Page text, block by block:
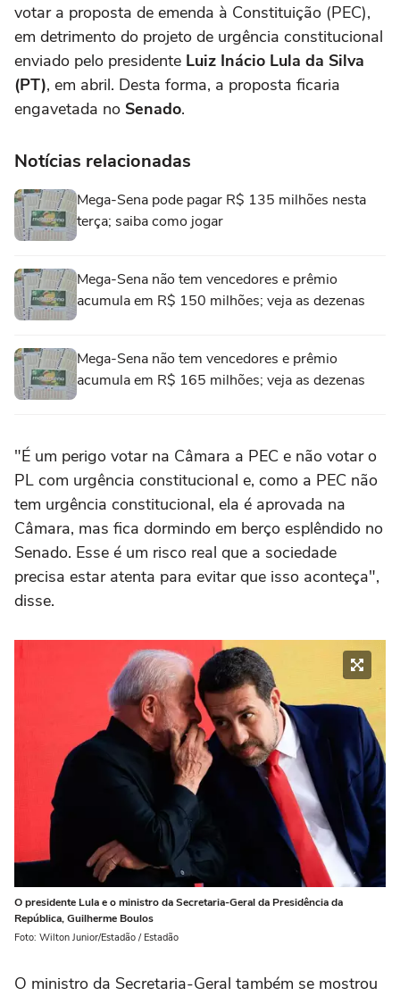
votar a proposta de emenda à Constituição (PEC),
em detrimento do projeto de urgência constitucional
enviado pelo presidente Luiz Inácio Lula da Silva
(PT), em abril. Desta forma, a proposta ficaria
engavetada no Senado.
Notícias relacionadas
Mega-Sena pode pagar R$ 135 milhões nesta
terça; saiba como jogar
Mega-Sena não tem vencedores e prêmio
acumula em R$ 150 milhões; veja as dezenas
Mega-Sena não tem vencedores e prêmio
acumula em R$ 165 milhões; veja as dezenas
"É um perigo votar na Câmara a PEC e não votar o
PL com urgência constitucional e, como a PEC não
tem urgência constitucional, ela é aprovada na
Câmara, mas fica dormindo em berço esplêndido no
Senado. Esse é um risco real que a sociedade
precisa estar atenta para evitar que isso aconteça",
disse.
O presidente Lula e o ministro da Secretaria-Geral da Presidência da
República, Guilherme Boulos
Foto: Wilton Junior/Estadão / Estadão
O ministro da Secretaria-Geral também se mostrou